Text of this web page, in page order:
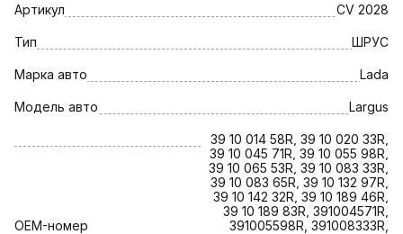
Артикул CV 2028
Тип ШРУС
Марка авто Lada
Модель авто Largus
OEM-номер
39 10 014 58R, 39 10 020 33R,
39 10 045 71R, 39 10 055 98R,
39 10 065 53R, 39 10 083 33R,
39 10 083 65R, 39 10 132 97R,
39 10 142 32R, 39 10 189 46R,
39 10 189 83R, 391004571R,
391005598R, 391008333R,